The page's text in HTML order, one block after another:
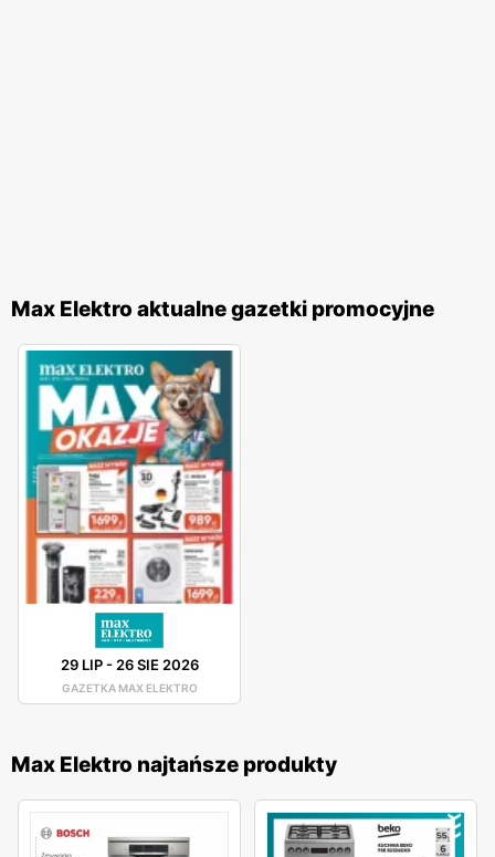
Max Elektro aktualne gazetki promocyjne
29 LIP-26 SIE 2026
GAZETKA MAX ELEKTRO
Max Elektro najtańsze produkty